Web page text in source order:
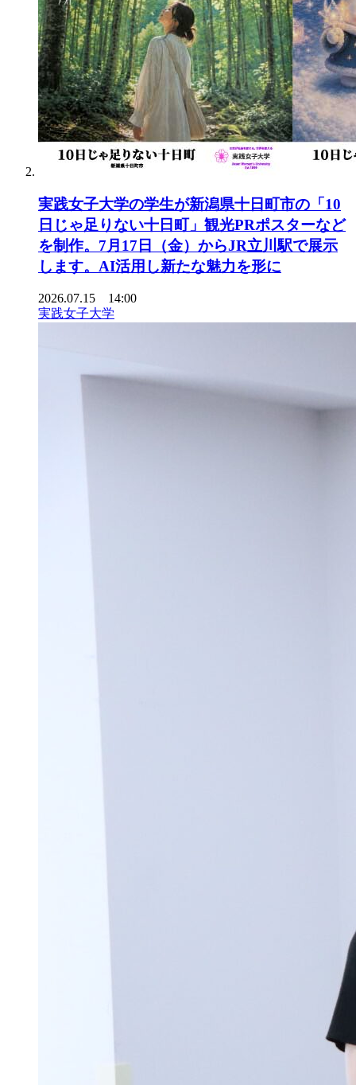
実践女子大学の学生が新潟県十日町市の「10
日じゃ足りない十日町」観光PRポスターなど
を制作。7月17日（金）からJR立川駅で展示
します。AI活用し新たな魅力を形に
2026.07.15 14:00
実践女子大学